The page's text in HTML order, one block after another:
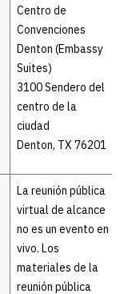
Centro de
Convenciones
Denton (Embassy
Suites)
3100 Sendero del
centro de la
ciudad
Denton, TX 76201
La reunión pública
virtual de alcance
no es un evento en
vivo. Los
materiales de la
reunión pública